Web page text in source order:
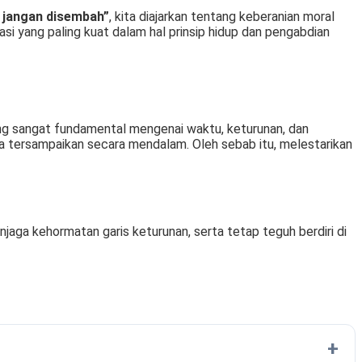
disembah”, kita diajarkan tentang keberanian moral
yang paling kuat dalam hal prinsip hidup dan pengabdian
sangat fundamental mengenai waktu, keturunan, dan
tersampaikan secara mendalam. Oleh sebab itu, melestarikan
kehormatan garis keturunan, serta tetap teguh berdiri di